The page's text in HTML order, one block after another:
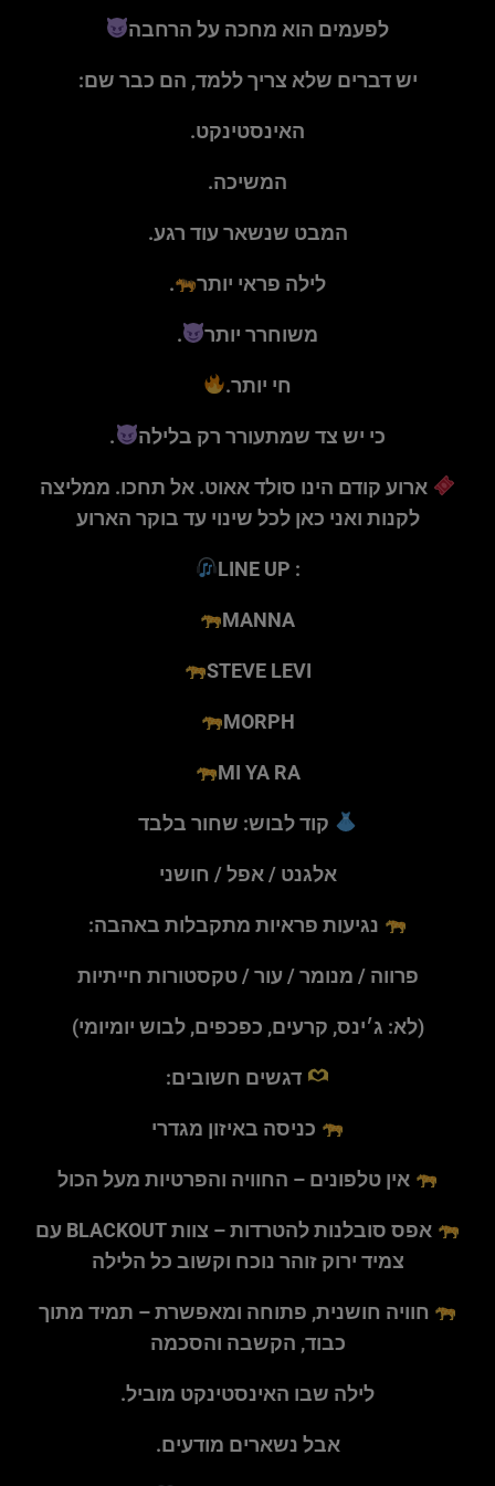
לפעמים הוא מחכה על הרחבה
יש דברים שלא צריך ללמד, הם כבר שם:
האינסטינקט.
המשיכה.
המבט שנשאר עוד רגע.
לילה פראי יותר .
משוחרר יותר .
חי יותר.
כי יש צד שמתעורר רק בלילה .
ארוע קודם הינו סולד אאוט. אל תחכו. ממליצה
לקנות ואני כאן לכל שינוי עד בוקר הארוע
: LINE UP
MANNA
STEVE LEVI
MORPH
MI YA RA
קוד לבוש: שחור בלבד
אלגנט / אפל / חושני
נגיעות פראיות מתקבלות באהבה:
פרווה / מנומר / עור / טקסטורות חייתיות
(לא: ג׳ינס, קרעים, כפכפים, לבוש יומיומי)
דגשים חשובים:
כניסה באיזון מגדרי
אין טלפונים – החוויה והפרטיות מעל הכול
אפס סובלנות להטרדות – צוות BLACKOUT עם
צמיד ירוק זוהר נוכח וקשוב כל הלילה
חוויה חושנית, פתוחה ומאפשרת – תמיד מתוך
כבוד, הקשבה והסכמה
לילה שבו האינסטינקט מוביל.
אבל נשארים מודעים.